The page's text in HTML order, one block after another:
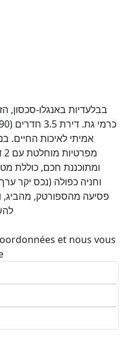
בבלעדיות באנגלו-סכסון,
אמיתי לאיכות החיים.
ומתוכננת חכם, כוללת
וחניה כפולה (נכס יקר
פסיעה מהספורטק, מהביג,
et nous vous